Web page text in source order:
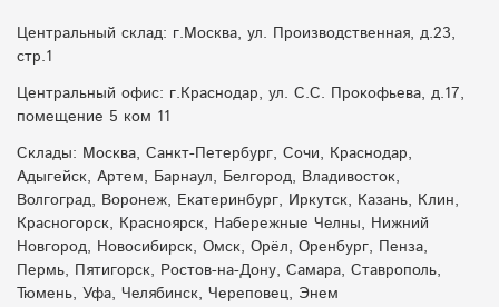
Центральный склад: г.Москва, ул. Производственная, д.23,
стр.1
Центральный офис: г.Краснодар, ул. С.С. Прокофьева, д.17,
помещение 5 ком 11
Склады: Москва, Санкт-Петербург, Сочи, Краснодар,
Адыгейск, Артем, Барнаул, Белгород, Владивосток,
Волгоград, Воронеж, Екатеринбург, Иркутск, Казань, Клин,
Красногорск, Красноярск, Набережные Челны, Нижний
Новгород, Новосибирск, Омск, Орёл, Оренбург, Пенза,
Пермь, Пятигорск, Ростов-на-Дону, Самара, Ставрополь,
Тюмень, Уфа, Челябинск, Череповец, Энем